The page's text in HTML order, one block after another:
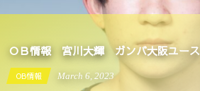
ＯＢ情報 宮川大輝 ガンバ大阪ユース
OB情報 March 6 2023